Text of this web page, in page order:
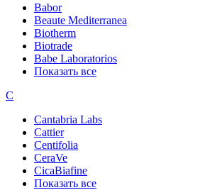
Babor
Beaute Mediterranea
Biotherm
Biotrade
Babe Laboratorios
Показать все
C
Cantabria Labs
Cattier
Centifolia
CeraVe
CicaBiafine
Показать все